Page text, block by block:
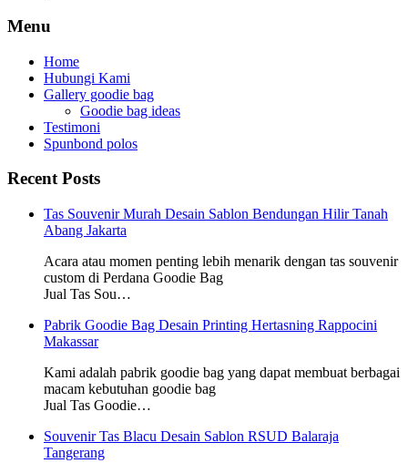
Menu
Home
Hubungi Kami
Gallery goodie bag
Goodie bag ideas
Testimoni
Spunbond polos
Recent Posts
Tas Souvenir Murah Desain Sablon Bendungan Hilir Tanah
Abang Jakarta
Acara atau momen penting lebih menarik dengan tas souvenir
custom di Perdana Goodie Bag
Jual Tas Sou…
Pabrik Goodie Bag Desain Printing Hertasning Rappocini
Makassar
Kami adalah pabrik goodie bag yang dapat membuat berbagai
macam kebutuhan goodie bag
Jual Tas Goodie…
Souvenir Tas Blacu Desain Sablon RSUD Balaraja
Tangerang